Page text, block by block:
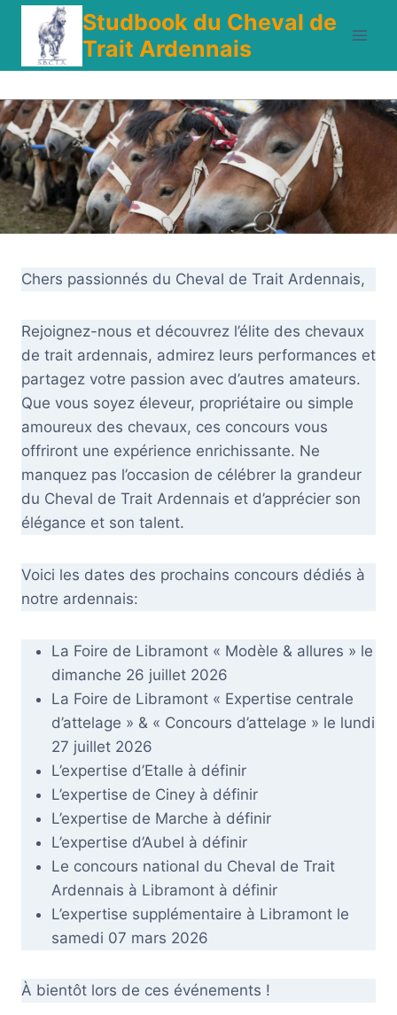
Aller
contenu
Studbook du Cheval de
Trait Ardennais
Chers passionnés du Cheval de Trait Ardennais,
Rejoignez-nous et découvrez l’élite des chevaux
de trait ardennais, admirez leurs performances et
partagez votre passion avec d’autres amateurs.
Que vous soyez éleveur, propriétaire ou simple
amoureux des chevaux, ces concours vous
offriront une expérience enrichissante. Ne
manquez pas l’occasion de célébrer la grandeur
du Cheval de Trait Ardennais et d’apprécier son
élégance et son talent.
Voici les dates des prochains concours dédiés à
notre ardennais:
La Foire de Libramont « Modèle & allures » le
dimanche 26 juillet 2026
La Foire de Libramont « Expertise centrale
d’attelage » & « Concours d’attelage » le lundi
27 juillet 2026
L’expertise d’Etalle à définir
L’expertise de Ciney à définir
L’expertise de Marche à définir
L’expertise d’Aubel à définir
Le concours national du Cheval de Trait
Ardennais à Libramont à définir
L’expertise supplémentaire à Libramont le
samedi 07 mars 2026
À bientôt lors de ces événements !